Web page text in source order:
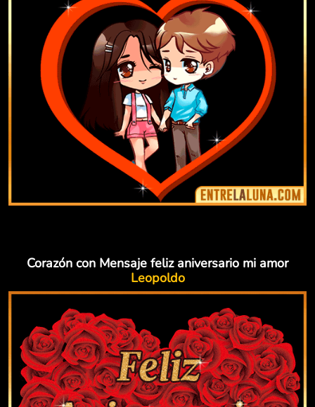
Corazón con Mensaje feliz aniversario mi amor
Leopoldo